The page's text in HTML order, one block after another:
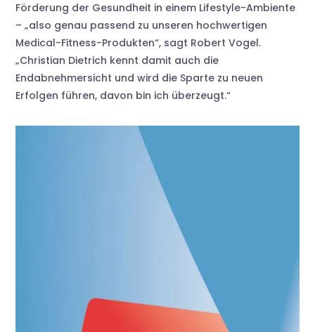
Förderung der Gesundheit in einem Lifestyle-Ambiente
– „also genau passend zu unseren hochwertigen
Medical-Fitness-Produkten“, sagt Robert Vogel.
„Christian Dietrich kennt damit auch die
Endabnehmersicht und wird die Sparte zu neuen
Erfolgen führen, davon bin ich überzeugt.“